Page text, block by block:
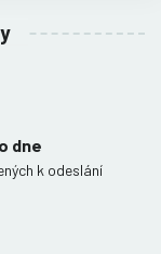
dne
k odeslání